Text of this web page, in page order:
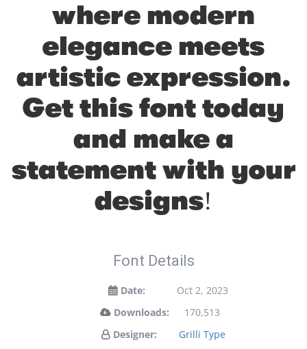
where modern
elegance meets
artistic expression.
Get this font today
and make a
statement with your
designs!
Font Details
Date:
Oct 2, 2023
Downloads:
170,513
Designer:
Grilli Type